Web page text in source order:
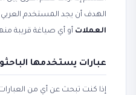
الهدف أن يجد المستخدم
العملات أو أي صياغة قريبة
عبارات يستخدمها
إذا كنت تبحث عن أي من العبارات